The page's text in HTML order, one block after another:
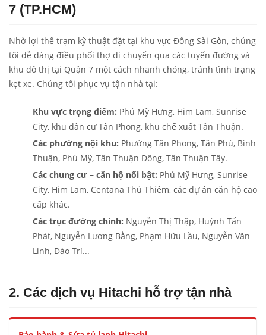
7 (TP.HCM)
Nhờ lợi thế trạm kỹ thuật đặt tại khu vực Đông Sài Gòn, chúng
tôi dễ dàng điều phối thợ di chuyển qua các tuyến đường và
khu đô thị tại Quận 7 một cách nhanh chóng, tránh tình trạng
kẹt xe. Chúng tôi phục vụ tận nhà tại:
Khu vực trọng điểm: Phú Mỹ Hưng, Him Lam, Sunrise
City, khu dân cư Tân Phong, khu chế xuất Tân Thuận.
Các phường nội khu: Phường Tân Phong, Tân Phú, Bình
Thuận, Phú Mỹ, Tân Thuận Đông, Tân Thuận Tây.
Các chung cư – căn hộ nổi bật: Phú Mỹ Hưng, Sunrise
City, Him Lam, Centana Thủ Thiêm, các dự án căn hộ cao
cấp khác.
Các trục đường chính: Nguyễn Thị Thập, Huỳnh Tấn
Phát, Nguyễn Lương Bằng, Phạm Hữu Lầu, Nguyễn Văn
Linh, Đào Trí...
2. Các dịch vụ Hitachi hỗ trợ tận nhà